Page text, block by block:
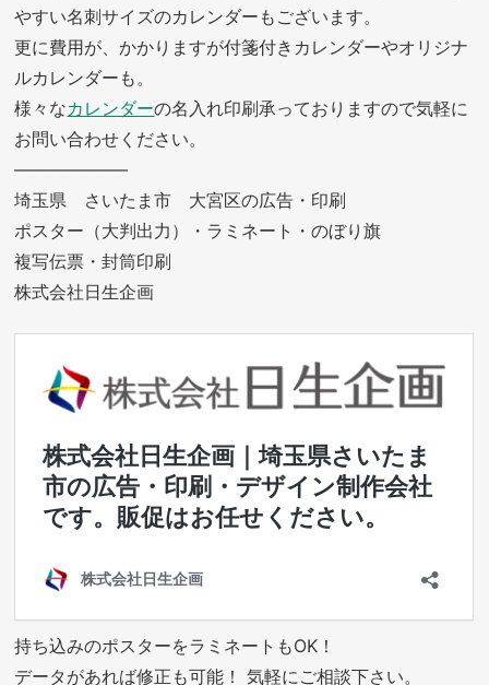
やすい名刺サイズのカレンダーもございます。
更に費用が、かかりますが付箋付きカレンダーやオリジナ
ルカレンダーも。
様々なカレンダーの名入れ印刷承っておりますので気軽に
お問い合わせください。
——————–
埼玉県 さいたま市 大宮区の広告・印刷
ポスター（大判出力）・ラミネート・のぼり旗
複写伝票・封筒印刷
株式会社日生企画
持ち込みのポスターをラミネートもOK！
データがあれば修正も可能！ 気軽にご相談下さい。